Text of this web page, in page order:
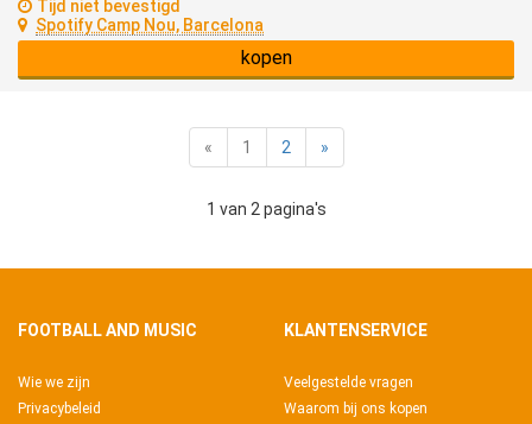
Tijd niet bevestigd
Spotify Camp Nou, Barcelona
kopen
« 1 2 »
1 van 2 pagina's
FOOTBALL AND MUSIC
Wie we zijn
Privacybeleid
KLANTENSERVICE
Veelgestelde vragen
Waarom bij ons kopen